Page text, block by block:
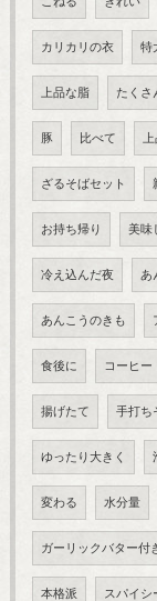
カリカリの衣 特
上品な脂 たくさ
豚 比べて
ざるそばセット
お持ち帰り 美味
冷え込んだ夜 あ
あんこうのきも
食後に コーヒー
揚げたて 手打ち
ゆったり大きく
変わる 水分量
ガーリックバター付
本格派 スパイシ